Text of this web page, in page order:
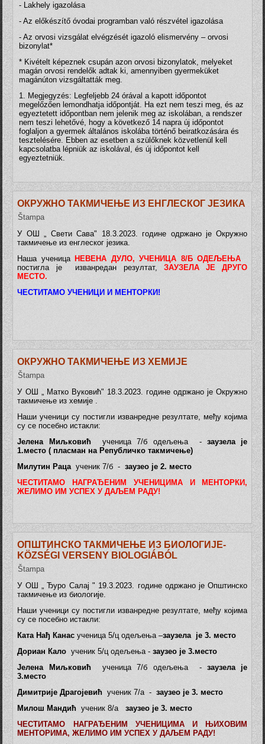
- Lakhely igazolása
- Az előkészítő óvodai programban való részvétel igazolása
- Az orvosi vizsgálat elvégzését igazoló elismervény – orvosi
bizonylat*
* Kivételt képeznek csupán azon orvosi bizonylatok, melyeket
magán orvosi rendelők adtak ki, amennyiben gyermeküket
magánúton vizsgáltatták meg.
1. Megjegyzés: Legfeljebb 24 órával a kapott időpontot
megelőzően lemondhatja időpontját. Ha ezt nem teszi meg, és az
egyeztetett időpontban nem jelenik meg az iskolában, a rendszer
nem teszi lehetővé, hogy a következő 14 napra új időpontot
foglaljon a gyermek általános iskolába történő beiratkozására és
tesztelésére. Ebben az esetben a szülőknek közvetlenül kell
kapcsolatba lépniük az iskolával, és új időpontot kell
egyeztetniük.
ОКРУЖНО ТАКМИЧЕЊЕ ИЗ ЕНГЛЕСКОГ ЈЕЗИКА
Štampa
У ОШ „ Свети Сава" 18.3.2023. године одржано је Окружно
такмичење из енглеског језика.
Наша ученица НЕВЕНА ДУЛО, УЧЕНИЦА 8/Б ОДЕЉЕЊА
постигла је изванредан резултат, ЗАУЗЕЛА ЈЕ ДРУГО
МЕСТО.
ЧЕСТИТАМО УЧЕНИЦИ И МЕНТОРКИ!
ОКРУЖНО ТАКМИЧЕЊЕ ИЗ ХЕМИЈЕ
Štampa
У ОШ „ Матко Вуковић" 18.3.2023. године одржано је Окружно
такмичење из хемије .
Наши ученици су постигли изванредне резултате, међу којима
су се посебно истакли:
Јелена Миљковић ученица 7/б одељења -заузела је
1.место ( пласман на Републичко такмичење)
Милутин Рацаученик 7/б - заузео је 2. место
ЧЕСТИТАМО НАГРАЂЕНИМ УЧЕНИЦИМА И МЕНТОРКИ,
ЖЕЛИМО ИМ УСПЕХ У ДАЉЕМ РАДУ!
ОПШТИНСКО ТАКМИЧЕЊЕ ИЗ БИОЛОГИЈЕ-
KÖZSÉGI VERSENY BIOLOGIÁBÓL
Štampa
У ОШ „ Ђуро Салај " 19.3.2023. године одржано је Општинско
такмичење из биологије.
Наши ученици су постигли изванредне резултате, међу којима
су се посебно истакли:
Ката Нађ Канасученица 5/ц одељења –заузела је 3. место
Дориан Кало ученик 5/ц одељења -заузео је 3.место
Јелена Миљковић ученица 7/б одељења -заузела је
3.место
Димитрије Драгојевићученик 7/а - заузео је 3. место
Милош Мандић ученик 8/азаузео је 3. место
ЧЕСТИТАМО НАГРАЂЕНИМ УЧЕНИЦИМА И ЊИХОВИМ
МЕНТОРИМА, ЖЕЛИМО ИМ УСПЕХ У ДАЉЕМ РАДУ!